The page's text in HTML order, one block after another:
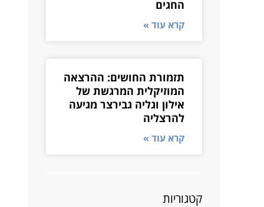
החגים
קרא עוד »
תזמורת החושים: ההרצאה
המוזיקלית המרגשת של
אילון וגליה גבירצר מגיעה
להרצליה
קרא עוד »
קטגוריות